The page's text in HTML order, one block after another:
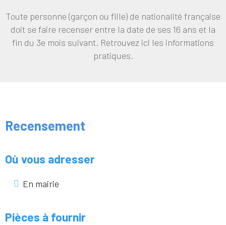
Toute personne (garçon ou fille) de nationalité française
doit se faire recenser entre la date de ses 16 ans et la
fin du 3e mois suivant. Retrouvez ici les informations
pratiques.
Recensement
Où vous adresser
En mairie
Pièces à fournir